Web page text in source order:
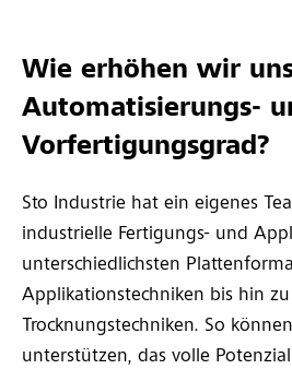
Wie erhöhen wir
Automatisierungs-
Vorfertigungsgrad?
Sto Industrie hat ein eigenes
industrielle Fertigungs- und
unterschiedlichsten
Applikationstechniken bis hin
Trocknungstechniken. So
unterstützen, das volle